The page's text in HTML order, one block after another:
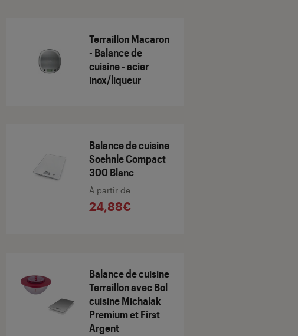
Terraillon Macaron
- Balance de
cuisine - acier
inox/liqueur
Balance de cuisine
Soehnle Compact
300 Blanc
À partir de
24,88€
Balance de cuisine
Terraillon avec Bol
cuisine Michalak
Premium et First
Argent